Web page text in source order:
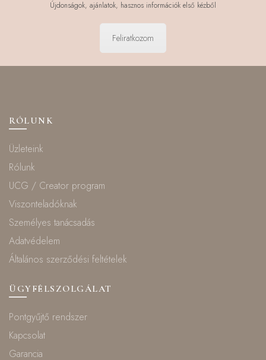
Újdonságok, ajánlatok, hasznos információk első kézből
Feliratkozom
RÓLUNK
Üzleteink
Rólunk
UCG / Creator program
Viszonteladóknak
Személyes tanácsadás
Adatvédelem
Általános szerződési feltételek
ÜGYFÉLSZOLGÁLAT
Pontgyűjtő rendszer
Kapcsolat
Garancia